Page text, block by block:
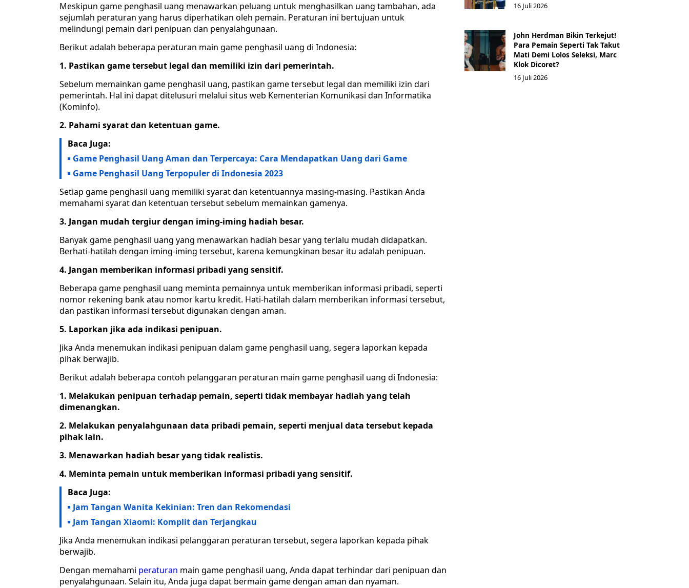
Meskipun game penghasil uang menawarkan peluang untuk menghasilkan uang tambahan, ada
sejumlah peraturan yang harus diperhatikan oleh pemain. Peraturan ini bertujuan untuk
melindungi pemain dari penipuan dan penyalahgunaan.
Berikut adalah beberapa peraturan main game penghasil uang di Indonesia:
1. Pastikan game tersebut legal dan memiliki izin dari pemerintah.
Sebelum memainkan game penghasil uang, pastikan game tersebut legal dan memiliki izin dari
pemerintah. Hal ini dapat ditelusuri melalui situs web Kementerian Komunikasi dan Informatika
(Kominfo).
2. Pahami syarat dan ketentuan game.
Baca Juga:
Game Penghasil Uang Aman dan Terpercaya: Cara Mendapatkan Uang dari Game
Game Penghasil Uang Terpopuler di Indonesia 2023
Setiap game penghasil uang memiliki syarat dan ketentuannya masing-masing. Pastikan Anda
memahami syarat dan ketentuan tersebut sebelum memainkan gamenya.
3. Jangan mudah tergiur dengan iming-iming hadiah besar.
Banyak game penghasil uang yang menawarkan hadiah besar yang terlalu mudah didapatkan.
Berhati-hatilah dengan iming-iming tersebut, karena kemungkinan besar itu adalah penipuan.
4. Jangan memberikan informasi pribadi yang sensitif.
Beberapa game penghasil uang meminta pemainnya untuk memberikan informasi pribadi, seperti
nomor rekening bank atau nomor kartu kredit. Hati-hatilah dalam memberikan informasi tersebut,
dan pastikan informasi tersebut digunakan dengan aman.
5. Laporkan jika ada indikasi penipuan.
Jika Anda menemukan indikasi penipuan dalam game penghasil uang, segera laporkan kepada
pihak berwajib.
Berikut adalah beberapa contoh pelanggaran peraturan main game penghasil uang di Indonesia:
1. Melakukan penipuan terhadap pemain, seperti tidak membayar hadiah yang telah
dimenangkan.
2. Melakukan penyalahgunaan data pribadi pemain, seperti menjual data tersebut kepada
pihak lain.
3. Menawarkan hadiah besar yang tidak realistis.
4. Meminta pemain untuk memberikan informasi pribadi yang sensitif.
Baca Juga:
Jam Tangan Wanita Kekinian: Tren dan Rekomendasi
Jam Tangan Xiaomi: Komplit dan Terjangkau
Jika Anda menemukan indikasi pelanggaran peraturan tersebut, segera laporkan kepada pihak
berwajib.
Dengan memahami peraturan main game penghasil uang, Anda dapat terhindar dari penipuan dan
penyalahgunaan. Selain itu, Anda juga dapat bermain game dengan aman dan nyaman.
16 Juli 2026
John Herdman Bikin Terkejut!
Para Pemain Seperti Tak Takut
Mati Demi Lolos Seleksi, Marc
Klok Dicoret?
16 Juli 2026